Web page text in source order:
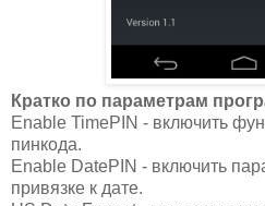
Кратко по параметрам
Enable TimePIN - включить
пинкода.
Enable DatePIN - включить
привязке к дате.